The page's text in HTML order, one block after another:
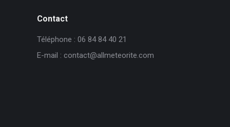
Contact
Téléphone : 06 84 84 40 21
E-mail : contact@allmeteorite.com